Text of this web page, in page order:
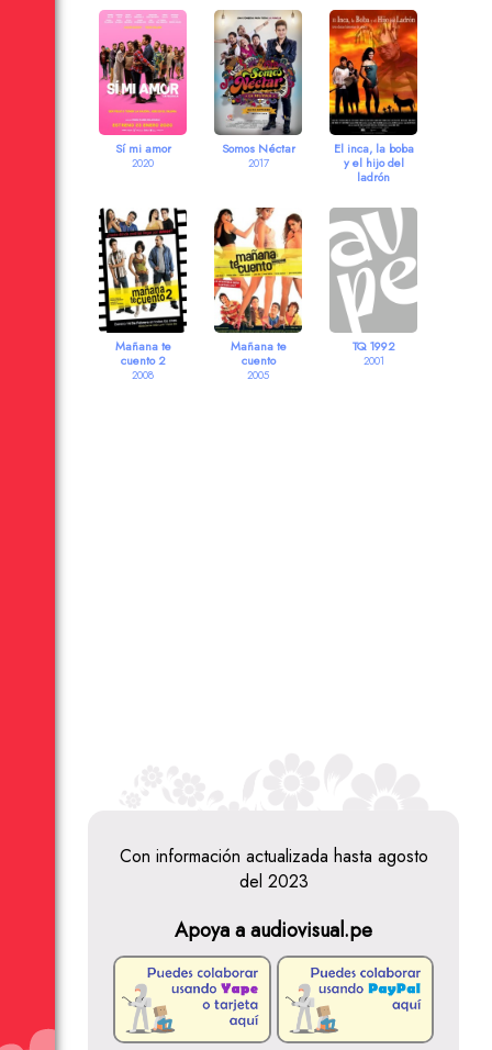
Sí mi amor
2020
Somos Néctar
2017
El inca, la boba
y el hijo del
ladrón
Mañana te
cuento 2
2008
Mañana te
cuento
2005
TQ 1992
2001
Con información actualizada hasta agosto
del 2023
Apoya a audiovisual.pe